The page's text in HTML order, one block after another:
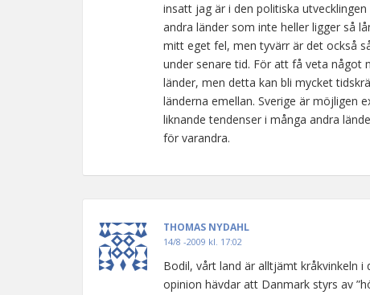
insatt jag är i den politiska
andra länder som inte heller ligger så
mitt eget fel, men tyvärr är det också
under senare tid. För att få veta något
länder, men detta kan bli mycket
länderna emellan. Sverige är möjligen
liknande tendenser i många andra
för varandra.
THOMAS NYDAHL
14/8 -2009 kl. 17:02
Bodil, vårt land är alltjämt kråkvinkeln i
opinion hävdar att Danmark styrs av